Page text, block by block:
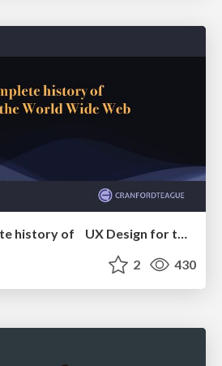
A brief & incomplete history of UX Design for the World Wide Web: 1989–2019
2 430